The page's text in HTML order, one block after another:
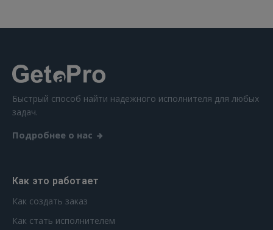
Ещё не зарегистрированы?
Быстрый способ найти надежного исполнителя для любых
задач.
Подробнее о нас
Как это работает
Как создать заказ
Как стать исполнителем